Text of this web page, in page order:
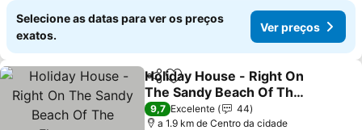
Selecione as datas para ver os preços
exatos.
Ver preços
PartilharAdicionar aos favoritos
Holiday House - Right On
The Sandy Beach Of The
Fleesensee
Ver preços
9,7 Excelente
44
a 1.9 km de Centro da cidade